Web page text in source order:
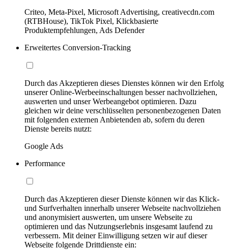
Criteo, Meta-Pixel, Microsoft Advertising, creativecdn.com
(RTBHouse), TikTok Pixel, Klickbasierte
Produktempfehlungen, Ads Defender
Erweitertes Conversion-Tracking
Durch das Akzeptieren dieses Dienstes können wir den Erfolg
unserer Online-Werbeeinschaltungen besser nachvollziehen,
auswerten und unser Werbeangebot optimieren. Dazu
gleichen wir deine verschlüsselten personenbezogenen Daten
mit folgenden externen Anbietenden ab, sofern du deren
Dienste bereits nutzt:
Google Ads
Performance
Durch das Akzeptieren dieser Dienste können wir das Klick-
und Surfverhalten innerhalb unserer Webseite nachvollziehen
und anonymisiert auswerten, um unsere Webseite zu
optimieren und das Nutzungserlebnis insgesamt laufend zu
verbessern. Mit deiner Einwilligung setzen wir auf dieser
Webseite folgende Drittdienste ein: